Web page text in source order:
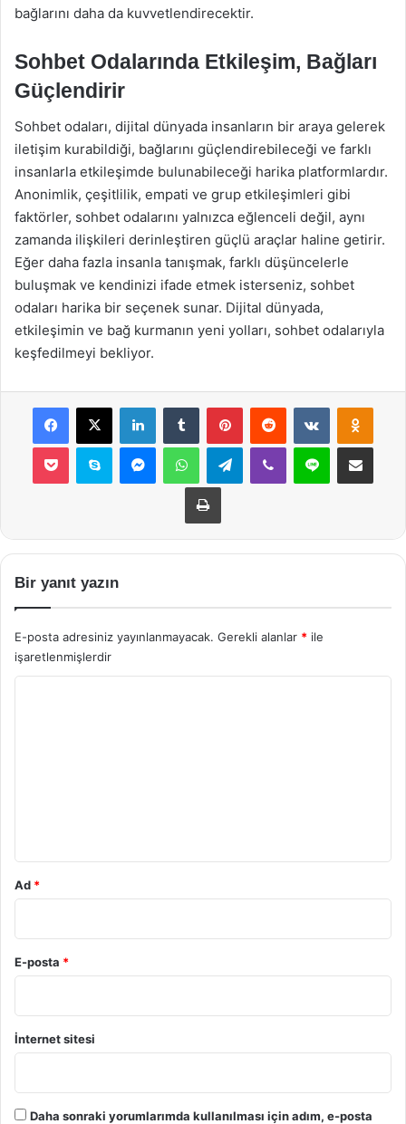
bağlarını daha da kuvvetlendirecektir.
Sohbet Odalarında Etkileşim, Bağları
Güçlendirir
Sohbet odaları, dijital dünyada insanların bir araya gelerek
iletişim kurabildiği, bağlarını güçlendirebileceği ve farklı
insanlarla etkileşimde bulunabileceği harika platformlardır.
Anonimlik, çeşitlilik, empati ve grup etkileşimleri gibi
faktörler, sohbet odalarını yalnızca eğlenceli değil, aynı
zamanda ilişkileri derinleştiren güçlü araçlar haline getirir.
Eğer daha fazla insanla tanışmak, farklı düşüncelerle
buluşmak ve kendinizi ifade etmek isterseniz, sohbet
odaları harika bir seçenek sunar. Dijital dünyada,
etkileşimin ve bağ kurmanın yeni yolları, sohbet odalarıyla
keşfedilmeyi bekliyor.
Facebook
X LinkedInTumblr PinterestReddit VKontakte
Pocket Skype MessengerWhatsAppTelegramViber Line E-Posta ile
Yazdır
Bir yanıt yazın
E-posta adresiniz yayınlanmayacak. Gerekli alanlar * ile
işaretlenmişlerdir
Ad *
E-posta *
İnternet sitesi
Daha sonraki yorumlarımda kullanılması için adım, e-posta